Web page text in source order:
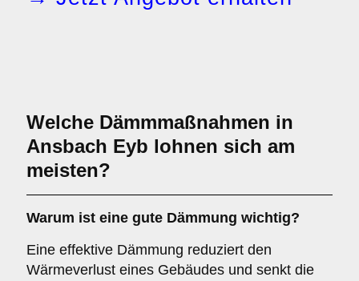
Welche Dämmmaßnahmen in
Ansbach Eyb lohnen sich am
meisten?
Warum ist eine gute Dämmung wichtig?
Eine effektive Dämmung reduziert den
Wärmeverlust eines Gebäudes und senkt die